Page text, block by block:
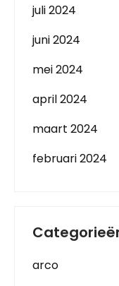
juli 2024
juni 2024
mei 2024
april 2024
maart 2024
februari 2024
arco